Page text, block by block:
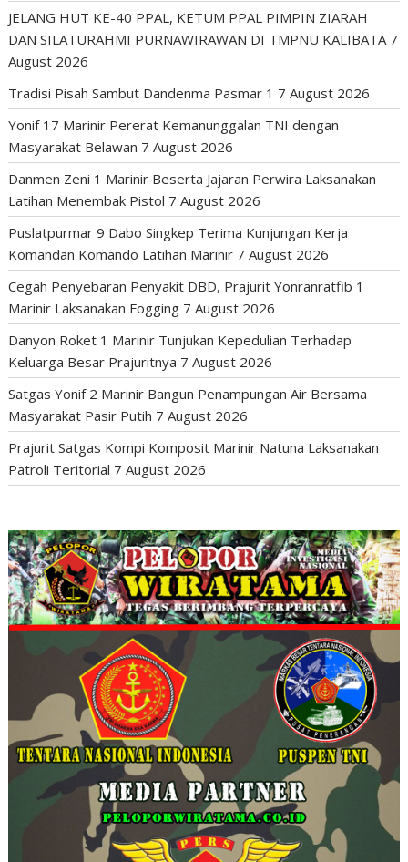
JELANG HUT KE-40 PPAL, KETUM PPAL PIMPIN ZIARAH
DAN SILATURAHMI PURNAWIRAWAN DI TMPNU KALIBATA 7
August 2026
Tradisi Pisah Sambut Dandenma Pasmar 1 7 August 2026
Yonif 17 Marinir Pererat Kemanunggalan TNI dengan
Masyarakat Belawan 7 August 2026
Danmen Zeni 1 Marinir Beserta Jajaran Perwira Laksanakan
Latihan Menembak Pistol 7 August 2026
Puslatpurmar 9 Dabo Singkep Terima Kunjungan Kerja
Komandan Komando Latihan Marinir 7 August 2026
Cegah Penyebaran Penyakit DBD, Prajurit Yonranratfib 1
Marinir Laksanakan Fogging 7 August 2026
Danyon Roket 1 Marinir Tunjukan Kepedulian Terhadap
Keluarga Besar Prajuritnya 7 August 2026
Satgas Yonif 2 Marinir Bangun Penampungan Air Bersama
Masyarakat Pasir Putih 7 August 2026
Prajurit Satgas Kompi Komposit Marinir Natuna Laksanakan
Patroli Teritorial 7 August 2026